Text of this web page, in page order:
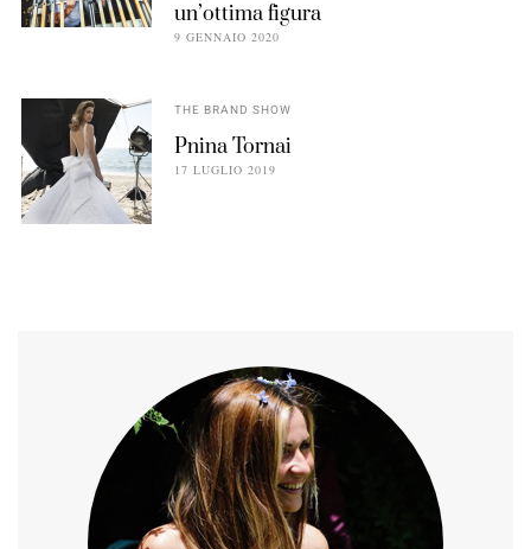
un’ottima figura
9 GENNAIO 2020
THE BRAND SHOW
Pnina Tornai
17 LUGLIO 2019